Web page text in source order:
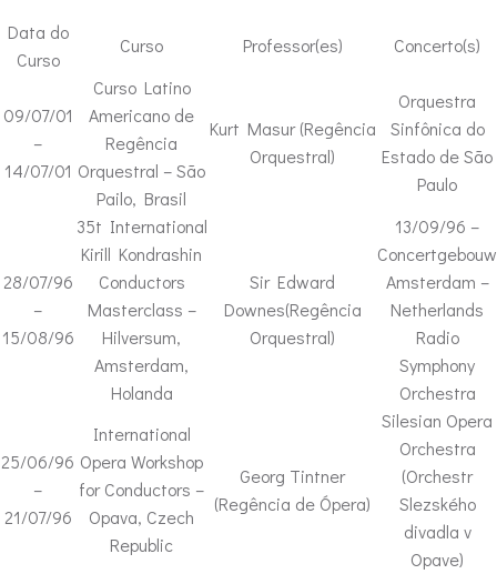
Data do
Curso
Curso Professor(es) Concerto(s)
09/07/01
–
14/07/01
Curso Latino
Americano de
Regência
Orquestral – São
Pailo, Brasil
Kurt Masur (Regência
Orquestral)
Orquestra
Sinfônica do
Estado de São
Paulo
28/07/96
–
15/08/96
35t International
Kirill Kondrashin
Conductors
Masterclass –
Hilversum,
Amsterdam,
Holanda
Sir Edward
Downes(Regência
Orquestral)
13/09/96 –
Concertgebouw
Amsterdam –
Netherlands
Radio
Symphony
Orchestra
25/06/96
–
21/07/96
International
Opera Workshop
for Conductors –
Opava, Czech
Republic
Georg Tintner
(Regência de Ópera)
Silesian Opera
Orchestra
(Orchestr
Slezského
divadla v
Opave)